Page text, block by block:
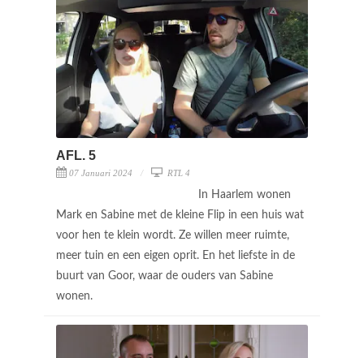
AFL. 5
07 Januari 2024 RTL 4
In Haarlem wonen
Mark en Sabine met de kleine Flip in een huis wat
voor hen te klein wordt. Ze willen meer ruimte,
meer tuin en een eigen oprit. En het liefste in de
buurt van Goor, waar de ouders van Sabine
wonen.